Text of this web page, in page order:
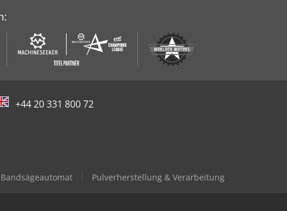
+44 20 331 800 72
Bandsägeautomat Pulverherstellung & Verarbeitung